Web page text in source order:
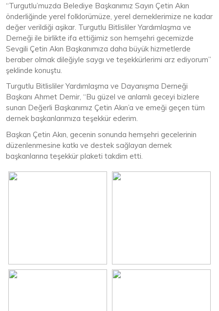
“Turgutlu’muzda Belediye Başkanımız Sayın Çetin Akın
önderliğinde yerel folklorümüze, yerel derneklerimize ne kadar
değer verildiği aşikar. Turgutlu Bitlisliler Yardımlaşma ve
Derneği ile birlikte ifa ettiğimiz son hemşehri gecemizde
Sevgili Çetin Akın Başkanımıza daha büyük hizmetlerde
beraber olmak dileğiyle saygı ve teşekkürlerimi arz ediyorum”
şeklinde konuştu.
Turgutlu Bitlisliler Yardımlaşma ve Dayanışma Derneği
Başkanı Ahmet Demir, “Bu güzel ve anlamlı geceyi bizlere
sunan Değerli Başkanımız Çetin Akın’a ve emeği geçen tüm
dernek başkanlarımıza teşekkür ederim.
Başkan Çetin Akın, gecenin sonunda hemşehri gecelerinin
düzenlenmesine katkı ve destek sağlayan dernek
başkanlarına teşekkür plaketi takdim etti.